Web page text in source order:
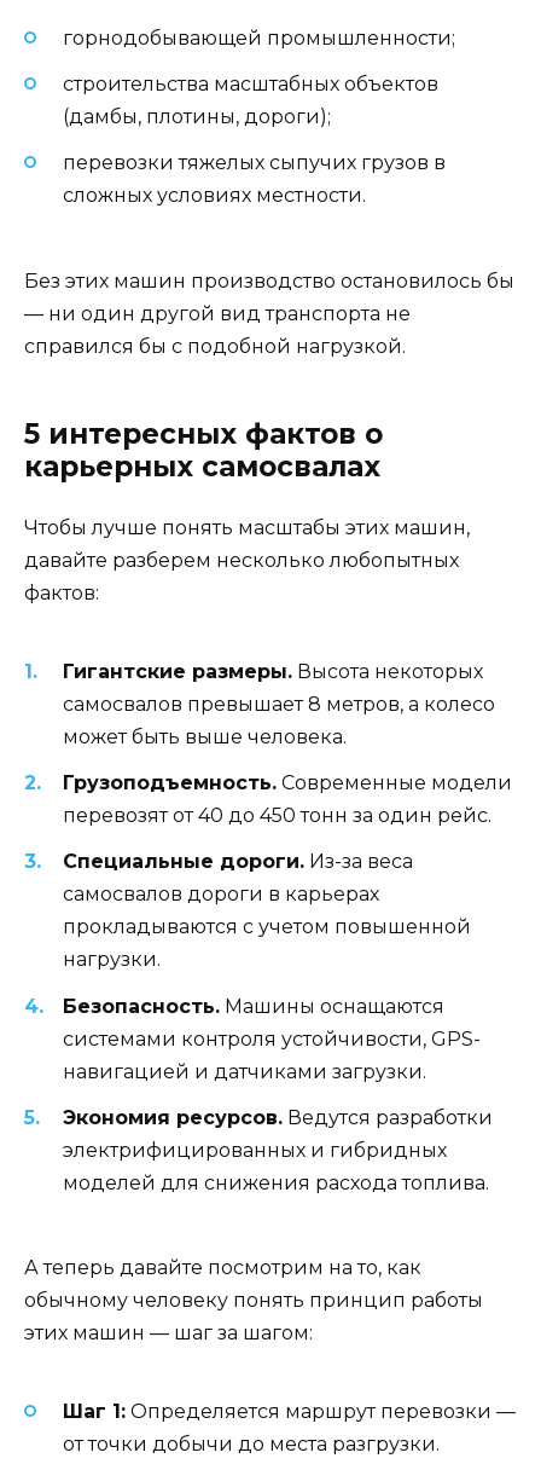
горнодобывающей промышленности;
строительства масштабных объектов
(дамбы, плотины, дороги);
перевозки тяжелых сыпучих грузов в
сложных условиях местности.
Без этих машин производство остановилось бы
— ни один другой вид транспорта не
справился бы с подобной нагрузкой.
5 интересных фактов о
карьерных самосвалах
Чтобы лучше понять масштабы этих машин,
давайте разберем несколько любопытных
фактов:
Гигантские размеры. Высота некоторых
самосвалов превышает 8 метров, а колесо
может быть выше человека.
Грузоподъемность. Современные модели
перевозят от 40 до 450 тонн за один рейс.
Специальные дороги. Из-за веса
самосвалов дороги в карьерах
прокладываются с учетом повышенной
нагрузки.
Безопасность. Машины оснащаются
системами контроля устойчивости, GPS-
навигацией и датчиками загрузки.
Экономия ресурсов. Ведутся разработки
электрифицированных и гибридных
моделей для снижения расхода топлива.
А теперь давайте посмотрим на то, как
обычному человеку понять принцип работы
этих машин — шаг за шагом:
Шаг 1: Определяется маршрут перевозки —
от точки добычи до места разгрузки.